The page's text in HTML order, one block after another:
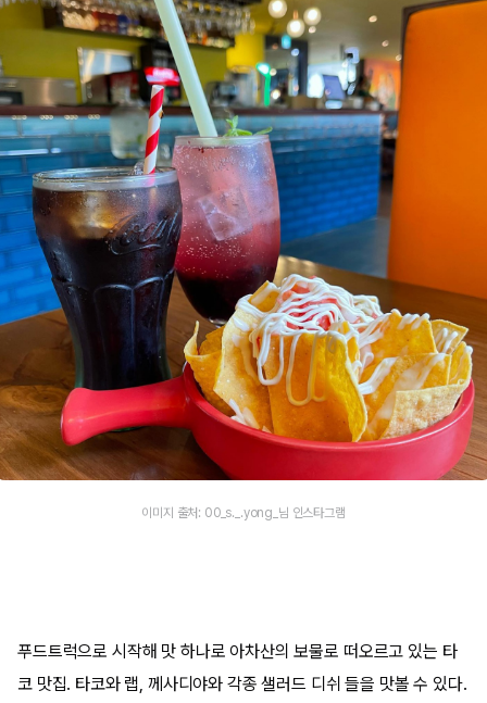
이미지 출처: 00_s._.yong_님 인스타그램
푸드트럭으로 시작해 맛 하나로 아차산의 보물로 떠오르고 있는 타
코 맛집. 타코와 랩, 께사디야와 각종 샐러드 디쉬 들을 맛볼 수 있다.